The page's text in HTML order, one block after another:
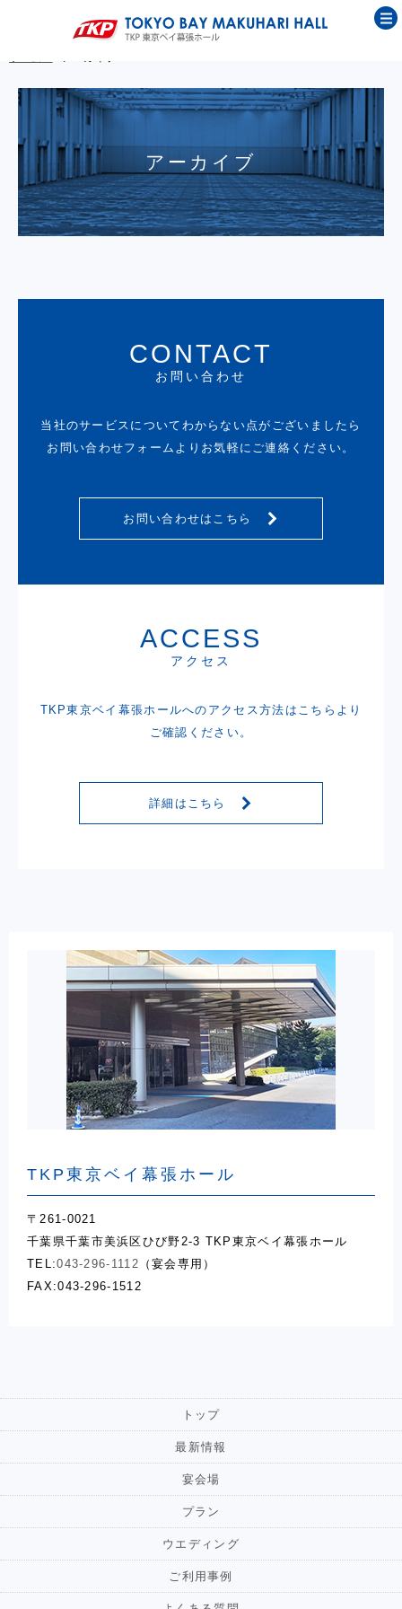
アーカイブ
CONTACT
お問い合わせ
当社のサービスについてわからない点がございましたら
お問い合わせフォームよりお気軽にご連絡ください。
お問い合わせはこちら
ACCESS
アクセス
TKP東京ベイ幕張ホールへのアクセス方法は こちらより
ご確認ください。
詳細はこちら
TKP東京ベイ幕張ホール
〒261-0021
千葉県千葉市美浜区ひび野2-3 TKP東京ベイ幕張ホール
TEL:043-296-1112 （宴会専用）
FAX:043-296-1512
トップ
最新情報
宴会場
プラン
ウエディング
ご利用事例